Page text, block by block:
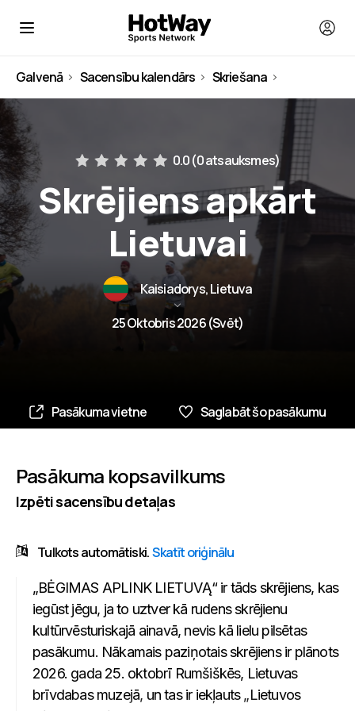
Galvenā Sacensību kalendārs Skriešana
0.0 (0 atsauksmes)
Skrējiens apkārt
Lietuvai
Kaisiadorys, Lietuva
25 Oktobris 2026 (Svēt)
Pasākuma vietne Saglabāt šo pasākumu
Pasākuma kopsavilkums
Izpēti sacensību detaļas
Tulkots automātiski. Skatīt oriģinālu
„BĖGIMAS APLINK LIETUVĄ“ ir tāds skrējiens, kas
iegūst jēgu, ja to uztver kā rudens skrējienu
kultūrvēsturiskajā ainavā, nevis kā lielu pilsētas
pasākumu. Nākamais paziņotais skrējiens ir plānots
2026. gada 25. oktobrī Rumšiškēs, Lietuvas
brīvdabas muzejā, un tas ir iekļauts „Lietuvos